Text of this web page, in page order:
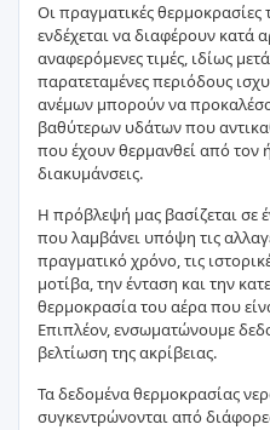
Οι πραγματικές
ενδέχεται να διαφέρουν κατά
αναφερόμενες τιμές, ιδίως
παρατεταμένες περιόδους
ανέμων μπορούν να
βαθύτερων υδάτων που
που έχουν θερμανθεί από τον
διακυμάνσεις.
Η πρόβλεψή μας βασίζεται σε
που λαμβάνει υπόψη τις
πραγματικό χρόνο, τις
μοτίβα, την ένταση και την
θερμοκρασία του αέρα που
Επιπλέον, ενσωματώνουμε
βελτίωση της ακρίβειας.
Τα δεδομένα θερμοκρασίας
συγκεντρώνονται από